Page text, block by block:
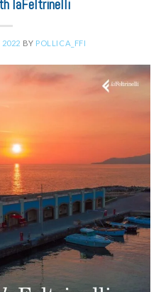
laFeltrinelli
2022 BY POLLICA_FFI